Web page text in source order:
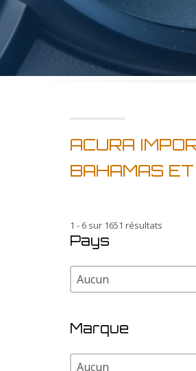
ACURA
BAHAMAS
1 - 6 sur 1651 résultats
Pays
Pays
Pays
Marque
Marque
Marque